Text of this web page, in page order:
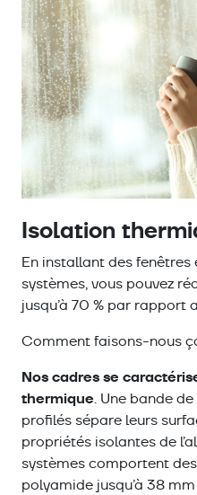
Isolation
En installant des
systèmes, vous pouvez
jusqu’à 70 % par rapport
Comment faisons-nous
Nos cadres se
thermique. Une bande
profilés sépare leurs
propriétés isolantes de
systèmes comportent
polyamide jusqu’à 38